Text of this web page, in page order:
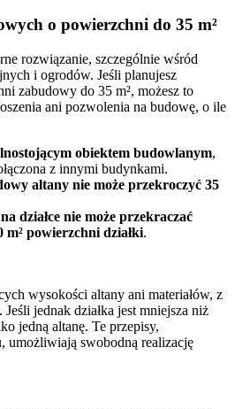
o powierzchni do 35 m²
rozwiązanie, szczególnie wśród
i ogrodów. Jeśli planujesz
zabudowy do 35 m², możesz to
ani pozwolenia na budowę, o ile
obiektem budowlanym,
z innymi budynkami.
altany nie może przekroczyć 35
działce nie może przekraczać
m² powierzchni działki.
wysokości altany ani materiałów, z
jednak działka jest mniejsza niż
jedną altanę. Te przepisy,
umożliwiają swobodną realizację